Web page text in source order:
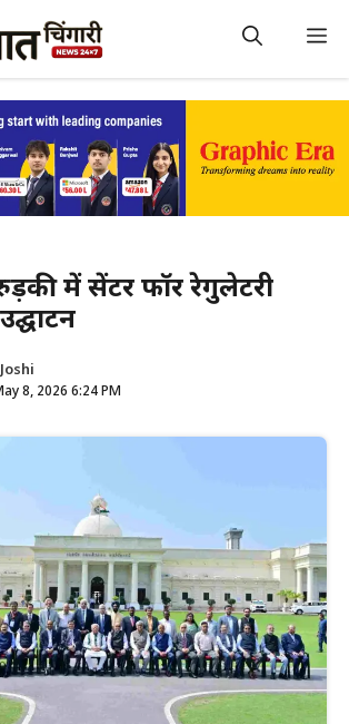
में सेंटर फॉर रेगुलेटरी
8, 2026 6:24 PM